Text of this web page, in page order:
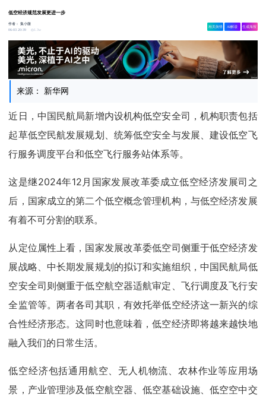
低空经济规范发展更进一步
作者：集小微
06-03 20:39
1.3w
相关舆情 AI解读 生成海报
来源： 新华网
近日，中国民航局新增内设机构低空安全司，机构职责包括
起草低空民航发展规划、统筹低空安全与发展、建设低空飞
行服务调度平台和低空飞行服务站体系等。
这是继2024年12月国家发展改革委成立低空经济发展司之
后，国家成立的第二个低空概念管理机构，与低空经济发展
有着不可分割的联系。
从定位属性上看，国家发展改革委低空司侧重于低空经济发
展战略、中长期发展规划的拟订和实施组织，中国民航局低
空安全司则侧重于低空航空器适航审定、飞行调度及飞行安
全监管等。两者各司其职，有效托举低空经济这一新兴的综
合性经济形态。这同时也意味着，低空经济即将越来越快地
融入我们的日常生活。
低空经济包括通用航空、无人机物流、农林作业等应用场
景，产业管理涉及低空航空器、低空基础设施、低空空中交